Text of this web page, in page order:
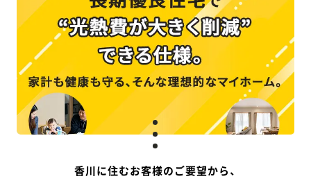
香川に住むお客様のご要望から、